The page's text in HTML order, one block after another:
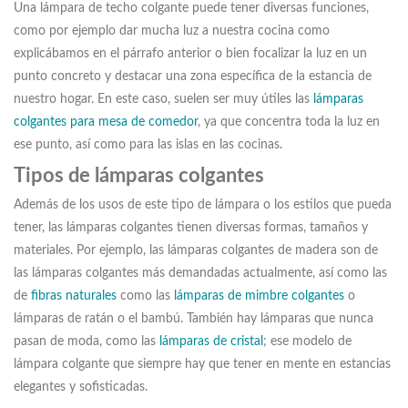
Una lámpara de techo colgante puede tener diversas funciones,
como por ejemplo dar mucha luz a nuestra cocina como
explicábamos en el párrafo anterior o bien focalizar la luz en un
punto concreto y destacar una zona específica de la estancia de
nuestro hogar. En este caso, suelen ser muy útiles las lámparas
colgantes para mesa de comedor, ya que concentra toda la luz en
ese punto, así como para las islas en las cocinas.
Tipos de lámparas colgantes
Además de los usos de este tipo de lámpara o los estilos que pueda
tener, las lámparas colgantes tienen diversas formas, tamaños y
materiales. Por ejemplo, las lámparas colgantes de madera son de
las lámparas colgantes más demandadas actualmente, así como las
de fibras naturales como las lámparas de mimbre colgantes o
lámparas de ratán o el bambú. También hay lámparas que nunca
pasan de moda, como las lámparas de cristal ; ese modelo de
lámpara colgante que siempre hay que tener en mente en estancias
elegantes y sofisticadas.